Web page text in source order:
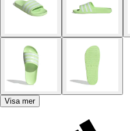
Visa mer